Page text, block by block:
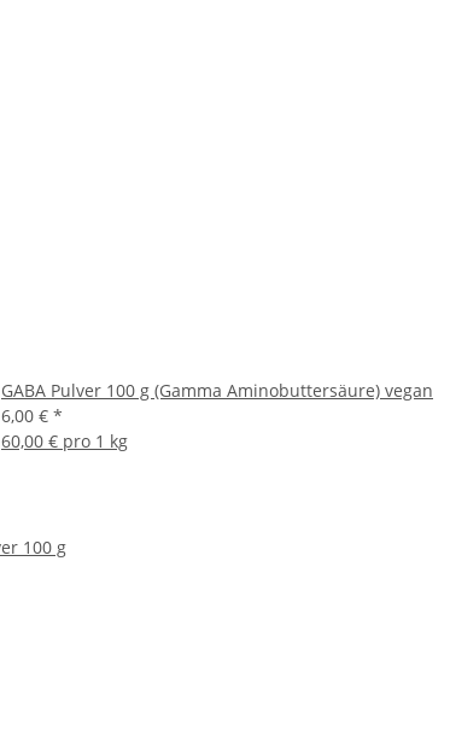
GABA Pulver 100 g (Gamma Aminobuttersäure) vegan
6,00 € *
60,00 € pro 1 kg